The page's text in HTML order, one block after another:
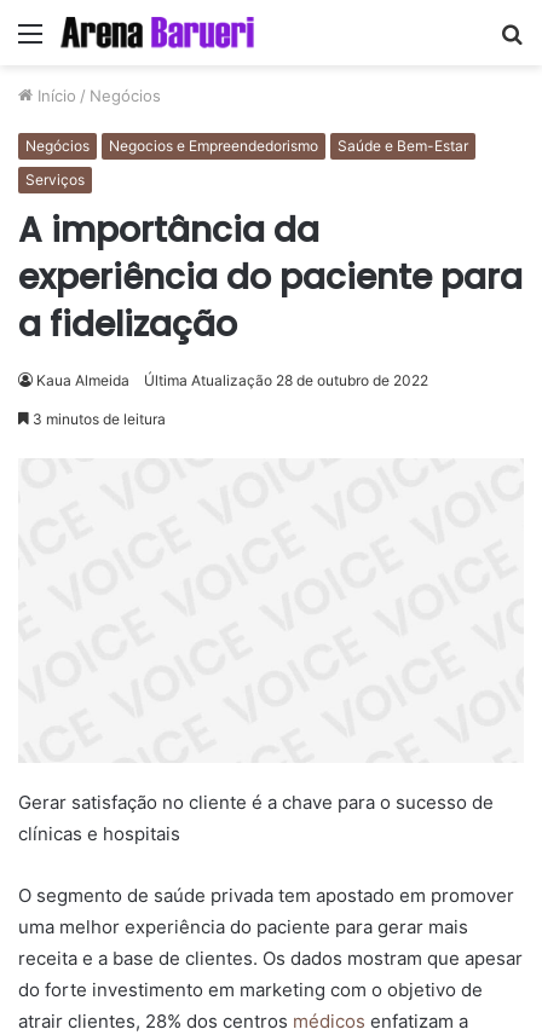
Menu
Início / Negócios
Negócios Negocios e Empreendedorismo
Saúde e Bem-Estar
Serviços
A importância da
experiência do paciente para
a fidelização
Kaua Almeida Última Atualização 28 de outubro de 2022
3 minutos de leitura
Gerar satisfação no cliente é a chave para o sucesso de
clínicas e hospitais
O segmento de saúde privada tem apostado em promover
uma melhor experiência do paciente para gerar mais
receita e a base de clientes. Os dados mostram que apesar
do forte investimento em marketing com o objetivo de
atrair clientes, 28% dos centros médicos enfatizam a